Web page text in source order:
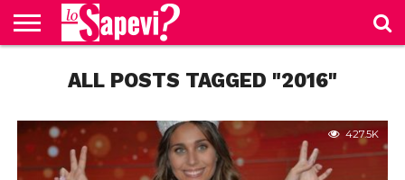
BENESSERE
GOSSIP
PRODOTTI
AMAZON
NEWS
CASA E
CUCINAALL POSTS TAGGED "2016"
427.5K